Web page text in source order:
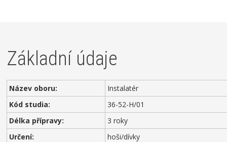
Základní údaje
Název oboru:
Instalatér
Kód studia:
36-52-H/01
Délka přípravy:
3 roky
Určení:
hoši/dívky